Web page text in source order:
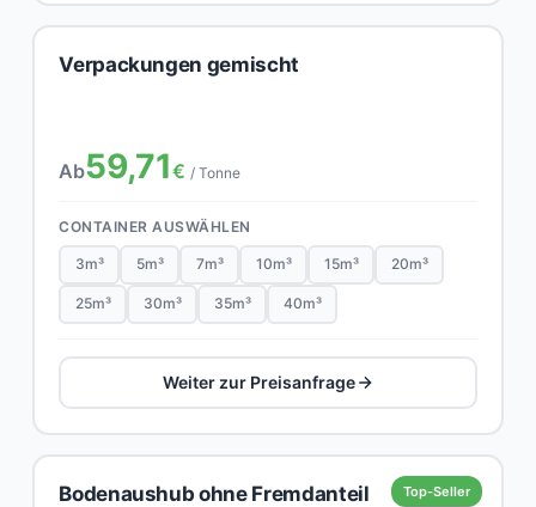
Verpackungen gemischt
Ab59,71€ / Tonne
CONTAINER AUSWÄHLEN
3m³ 5m³ 7m³ 10m³ 15m³ 20m³
25m³ 30m³ 35m³ 40m³
Weiter zur Preisanfrage
Top-Seller
Bodenaushub ohne Fremdanteil